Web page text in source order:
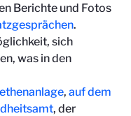
Berichte und Fotos
.
sich
was in den
, auf dem
, der